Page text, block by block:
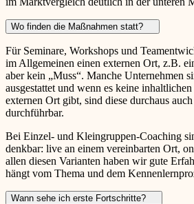
Wo finden die Maßnahmen statt?
Für Seminare, Workshops und
im Allgemeinen einen externen Ort, z.B.
aber kein „Muss“. Manche Unternehmen
ausgestattet und wenn es keine
externen Ort gibt, sind diese durchaus
durchführbar.
Bei Einzel- und Kleingruppen-Coaching
denkbar: live an einem vereinbarten Ort,
allen diesen Varianten haben wir gute
hängt vom Thema und dem
Wann sehe ich erste Fortschritte?